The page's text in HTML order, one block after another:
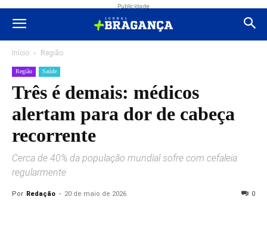
Publicidade
Início Região
Região Saúde
Três é demais: médicos
alertam para dor de cabeça
recorrente
Cerca de 40% da população mundial sofre com cefaleia
regularmente
Por Redação - 20 de maio de 2026 0